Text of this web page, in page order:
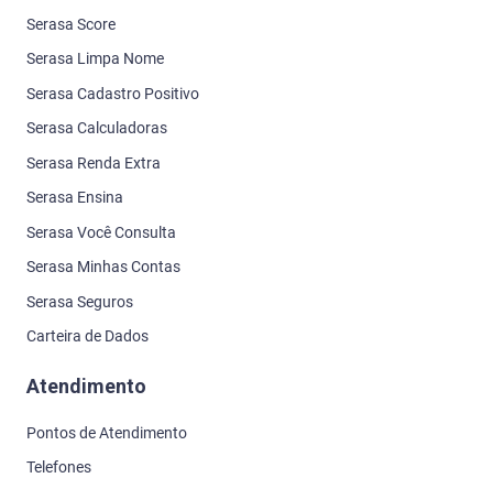
Serasa Score
Serasa Limpa Nome
Serasa Cadastro Positivo
Serasa Calculadoras
Serasa Renda Extra
Serasa Ensina
Serasa Você Consulta
Serasa Minhas Contas
Serasa Seguros
Carteira de Dados
Atendimento
Pontos de Atendimento
Telefones